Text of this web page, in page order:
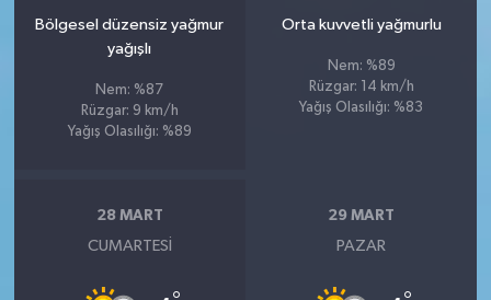
Bölgesel düzensiz yağmur
yağışlı
Nem: %87
Rüzgar: 9 km/h
Yağış Olasılığı: %89
Orta kuvvetli yağmurlu
Nem: %89
Rüzgar: 14 km/h
Yağış Olasılığı: %83
28 MART
CUMARTESI
29 MART
PAZAR